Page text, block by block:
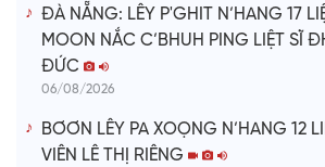
ĐÀ NẴNG: LÊY P'GHIT N’HANG 17
MOON NẮC C’BHUH PING LIỆT SĨ
ĐỨC
06/08/2026
BƠƠN LÊY PA XOỌNG N’HANG 12
VIÊN LÊ THỊ RIÊNG